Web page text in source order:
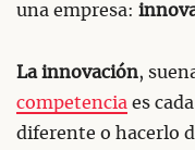
una empresa:
La innovación,
competencia es
diferente o hacerlo